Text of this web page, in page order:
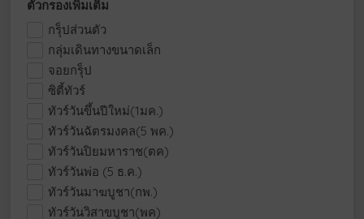
ตัวกรองเพิ่มเติม
กรุ็ปส่วนตัว
กลุ่มเดินทางขนาดเล็ก
จอยกรุ็ป
ซิตี้ทัวร์
ทัวร์วันขึ้นปีใหม่(1มค.)
ทัวร์วันฉัตรมงคล(5 พค.)
ทัวร์วันปิยมหาราช(ตค)
ทัวร์วันพ่อ (5 ธ.ค.)
ทัวร์วันมาฆบูชา(กพ.)
ทัวร์วันวิสาขบูชา(พค)